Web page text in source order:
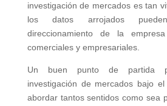
investigación de mercados es tan
los datos arrojados
direccionamiento de la
comerciales y empresariales.
Un buen punto de partida
investigación de mercados bajo
abordar tantos sentidos como sea